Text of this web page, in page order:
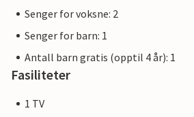
Senger for voksne: 2
Senger for barn: 1
Antall barn gratis (opptil 4 år): 1
Fasiliteter
1 TV